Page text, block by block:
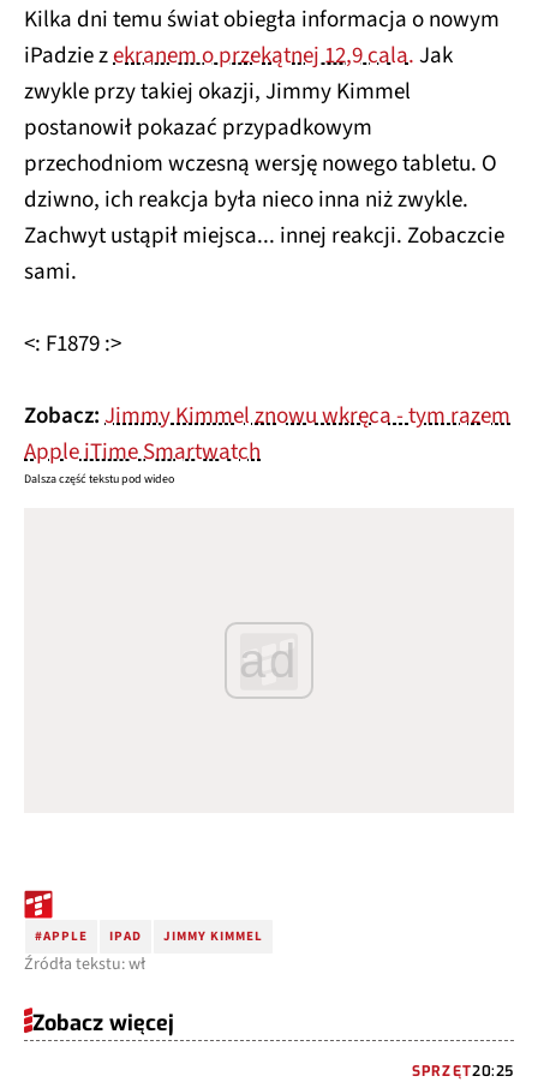
Kilka dni temu świat obiegła informacja o nowym
iPadzie zekranem o przekątnej 12,9 cala.Jak
zwykle przy takiej okazji, Jimmy Kimmel
postanowił pokazać przypadkowym
przechodniom wczesną wersję nowego tabletu. O
dziwno, ich reakcja była nieco inna niż zwykle.
Zachwyt ustąpił miejsca... innej reakcji. Zobaczcie
sami.
<: F1879 :>
Zobacz:Jimmy Kimmel znowu wkręca - tym razem
Apple iTime Smartwatch
Dalsza część tekstu pod wideo
ad
#APPLE IPAD JIMMY KIMMEL
Źródła tekstu: wł
Zobacz więcej
SPRZĘT20:25